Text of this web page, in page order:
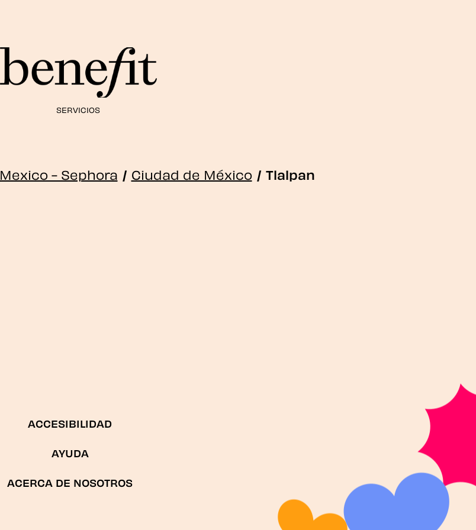
SERVICIOS
Mexico - Sephora / Ciudad de México / Tlalpan
ACCESIBILIDAD
AYUDA
ACERCA DE NOSOTROS